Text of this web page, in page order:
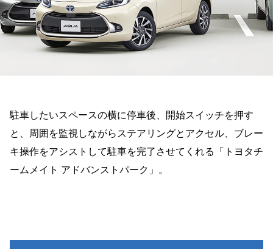
駐車したいスペースの横に停車後、開始スイッチを押す
と、周囲を監視しながらステアリングとアクセル、ブレー
キ操作をアシストして駐車を完了させてくれる「トヨタチ
ームメイト アドバンストパーク」。